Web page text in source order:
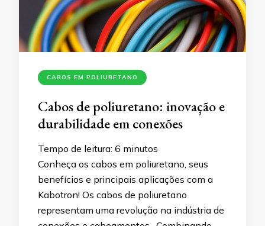
CABOS EM POLIURETANO
Cabos de poliuretano: inovação e
durabilidade em conexões
Tempo de leitura: 6 minutos
Conheça os cabos em poliuretano, seus
benefícios e principais aplicações com a
Kabotron! Os cabos de poliuretano
representam uma revolução na indústria de